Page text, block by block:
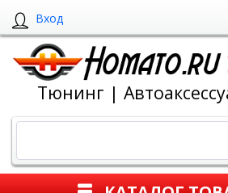
Вход
Тюнинг |